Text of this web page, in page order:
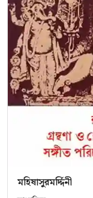
মহিষাসুরমর্দ্দিনী